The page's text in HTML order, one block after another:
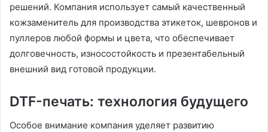
решений. Компания использует самый качественный
кожзаменитель для производства этикеток, шевронов и
пуллеров любой формы и цвета, что обеспечивает
долговечность, износостойкость и презентабельный
внешний вид готовой продукции.
DTF-печать: технология будущего
Особое внимание компания уделяет развитию